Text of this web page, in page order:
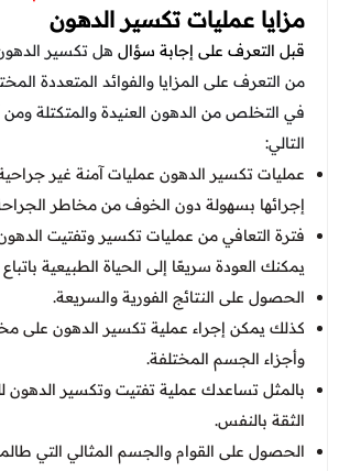
مزايا عمليات تكسير الدهون
قبل التعرف على إجابة سؤالهل تكسير الدهون
من التعرف على المزايا والفوائد المتعددة
في التخلص من الدهون العنيدة والمتكتلة ومن
التالي:
عمليات تكسير الدهون عمليات آمنة غير
إجرائها بسهولة دون الخوف من مخاطر
فترة التعافي من عمليات تكسير وتفتيت
يمكنك العودة سريعًا إلى الحياة الطبيعية
الحصول على النتائج الفورية والسريعة.
كذلك يمكن إجراء عملية تكسير الدهون على
وأجزاء الجسم المختلفة.
بالمثل تساعدك عملية تفتيت وتكسير الدهون
الثقة بالنفس.
الحصول على القوام والجسم المثالي التي